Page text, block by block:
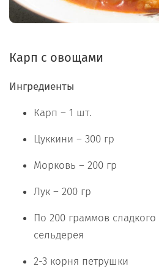
Карп с овощами
Ингредиенты
Карп – 1 шт.
Цуккини – 300 гр
Морковь – 200 гр
Лук – 200 гр
По 200 граммов
сельдерея
2-3 корня петрушки